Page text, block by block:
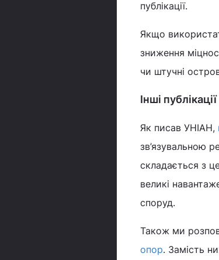
публікації.
Якщо
зниження
чи штучні
Інші
Як писав УНІАН,
зв’язувальною
складається з
великі
споруд.
Також ми
опор. Замість